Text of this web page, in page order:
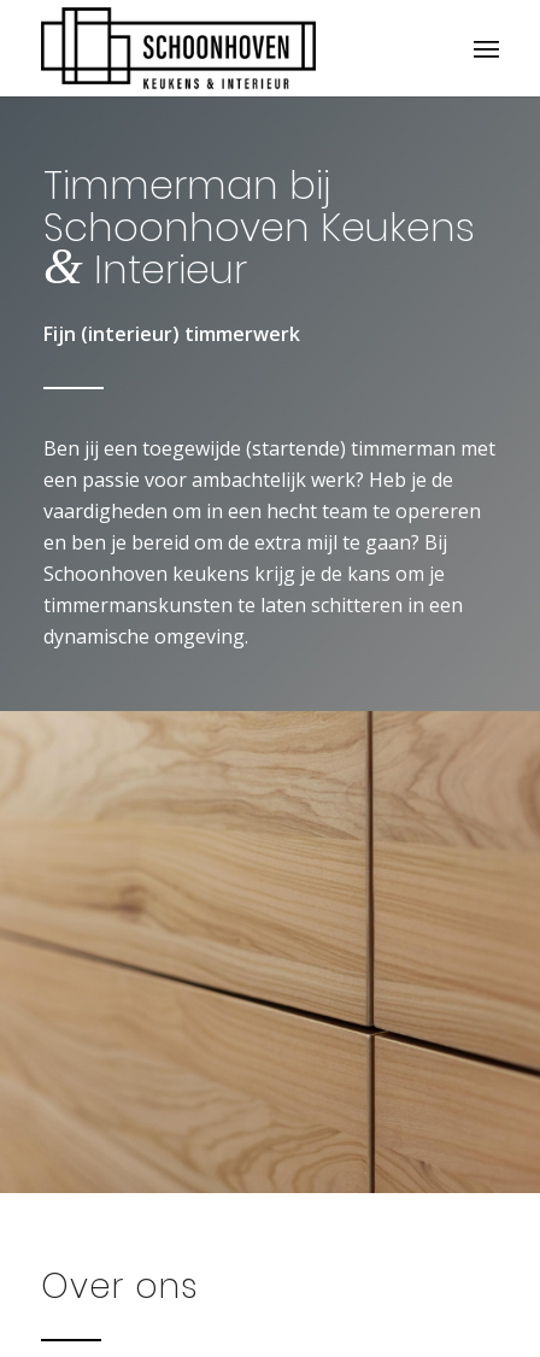
Timmerman bij
Schoonhoven Keukens
&Interieur
Fijn (interieur) timmerwerk
Ben jij een toegewijde (startende) timmerman met
een passie voor ambachtelijk werk? Heb je de
vaardigheden om in een hecht team te opereren
en ben je bereid om de extra mijl te gaan? Bij
Schoonhoven keukens krijg je de kans om je
timmermanskunsten te laten schitteren in een
dynamische omgeving.
Over ons